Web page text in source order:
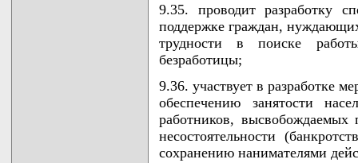
9.35. проводит разработку
поддержке граждан,
трудности в поиске
безработицы;
9.36. участвует в разработке
обеспечению занятости
работников, высвобождаемых
несостоятельности
сохранению нанимателями